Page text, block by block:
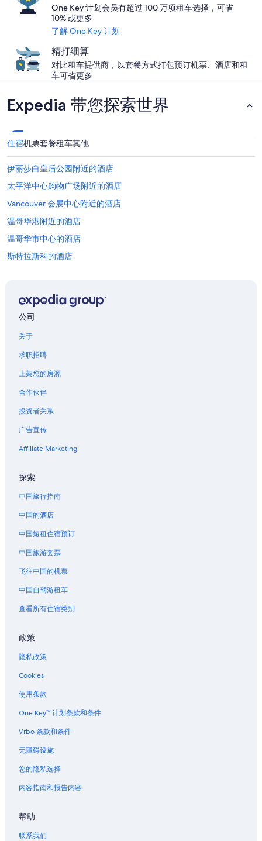
One Key 计划会员有超过 100 万项租车选择，可省
10% 或更多
了解 One Key 计划
精打细算
对比租车提供商，以套餐方式打包预订机票、酒店和租
车可省更多
Expedia 带您探索世界
住宿机票套餐租车其他
伊丽莎白皇后公园附近的酒店
太平洋中心购物广场附近的酒店
Vancouver 会展中心附近的酒店
温哥华港附近的酒店
温哥华市中心的酒店
斯特拉斯科的酒店
加拿大展览中心附近的酒店
耶鲁镇的酒店
加拿大广场游轮码头附近的酒店
温哥华,Bc的度假村
温哥华市中心站附近的酒店
高豪港的酒店
位于温哥华市中心的 3 星级酒店
位于温哥华市中心的公寓式酒店
位于温哥华市中心的沙滩酒店
位于温哥华市中心的精品酒店
位于温哥华市中心的娱乐场酒店
位于温哥华市中心的经济型酒店
位于温哥华市中心的Fairmont酒店
位于温哥华市中心的家庭式酒店
位于温哥华市中心的高尔夫酒店
位于温哥华市中心的滑雪酒店
位于温哥华市中心的设有 SPA 水疗的度假村酒店
位于温哥华市中心的水上乐园酒店
位于温哥华市中心的酒庄酒店
温哥华市中心的酒店
唐人街的酒店
斯坦利公园附近的酒店
公司
关于
求职招聘
上架您的房源
合作伙伴
投资者关系
广告宣传
Affiliate Marketing
探索
中国旅行指南
中国的酒店
中国短租住宿预订
中国旅游套票
飞往中国的机票
中国自驾游租车
查看所有住宿类别
政策
隐私政策
Cookies
使用条款
One Key™ 计划条款和条件
Vrbo 条款和条件
无障碍设施
您的隐私选择
内容指南和报告内容
帮助
联系我们